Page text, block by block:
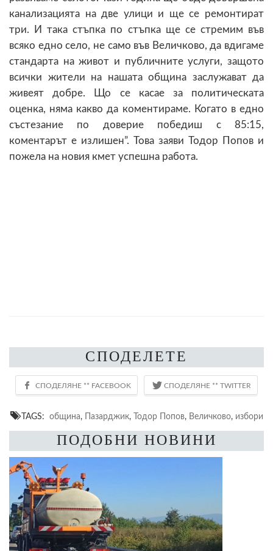
канализацията на две улици и ще се ремонтират
три. И така стъпка по стъпка ще се стремим във
всяко едно село, не само във Величково, да вдигаме
стандарта на живот и публичните услуги, защото
всички жители на нашата община заслужават да
живеят добре. Що се касае за политическата
оценка, няма какво да коментираме. Когато в едно
състезание по доверие победиш с 85:15,
коментарът е излишен”. Това заяви Тодор Попов и
пожела на новия кмет успешна работа.
СПОДЕЛЕТЕ
TAGS: община, Пазарджик, Тодор Попов, Величково, избори
ПОДОБНИ НОВИНИ